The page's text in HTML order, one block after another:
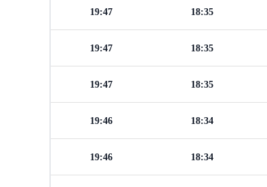
18:35
19:47
18:35
19:47
18:35
19:47
18:34
19:46
18:34
19:46